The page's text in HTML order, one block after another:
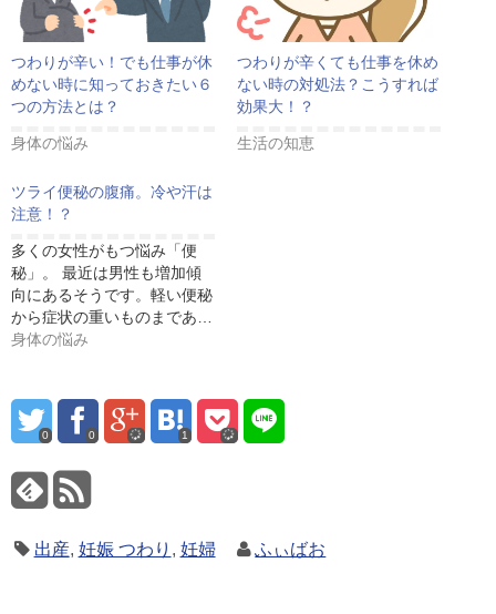
つわりが辛い！でも仕事が休
めない時に知っておきたい６
つの方法とは？
身体の悩み
つわりが辛くても仕事を休め
ない時の対処法？こうすれば
効果大！？
生活の知恵
ツライ便秘の腹痛。冷や汗は
注意！？
多くの女性がもつ悩み「便
秘」。 最近は男性も増加傾
向にあるそうです。軽い便秘
から症状の重いものまであ…
身体の悩み
0 0 1
出産, 妊娠 つわり , 妊婦 ふぃばお